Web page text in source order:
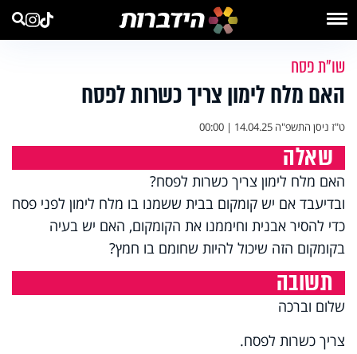
שו"ת פסח
האם מלח לימון צריך כשרות לפסח
ט"ז ניסן התשפ"ה 14.04.25 | 00:00
שאלה
האם מלח לימון צריך כשרות לפסח?
ובדיעבד אם יש קומקום בבית ששמנו בו מלח לימון לפני פסח
כדי להסיר אבנית וחיממנו את הקומקום, האם יש בעיה
בקומקום הזה שיכול להיות שחומם בו חמץ?
תשובה
שלום וברכה
צריך כשרות לפסח.